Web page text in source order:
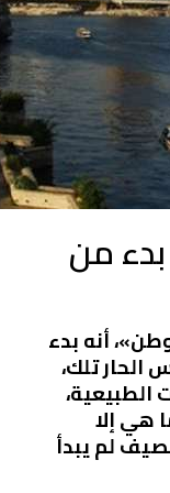
بدء من
أنه بدء
الحار تلك،
الطبيعية،
هي إلا
لم يبدأ